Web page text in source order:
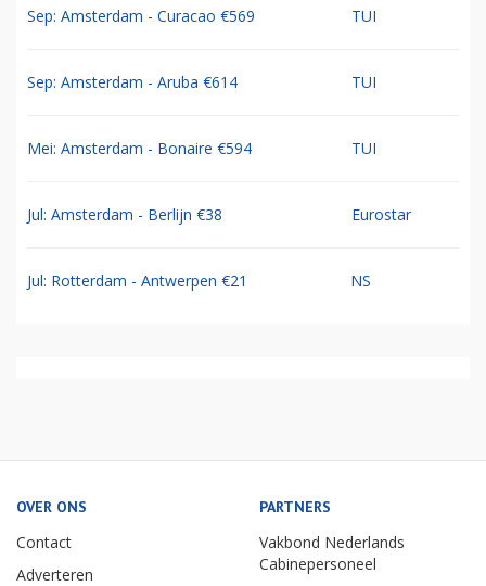
Sep: Amsterdam - Curacao €569 TUI
Sep: Amsterdam - Aruba €614 TUI
Mei: Amsterdam - Bonaire €594 TUI
Jul: Amsterdam - Berlijn €38 Eurostar
Jul: Rotterdam - Antwerpen €21 NS
OVER ONS
Contact
Adverteren
PARTNERS
Vakbond Nederlands
Cabinepersoneel